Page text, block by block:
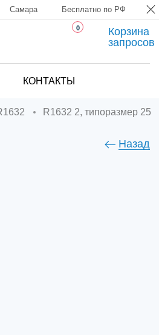
Самара Бесплатно по РФ
0
Корзина
запросов
КОНТАКТЫ
R1632 2, типоразмер 25
Назад